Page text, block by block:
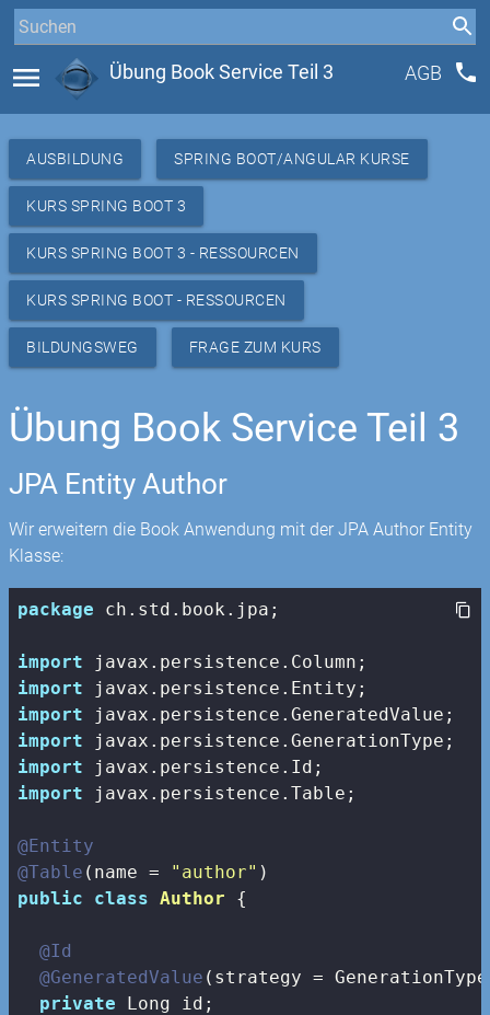
menu Übung Book Service Teil 3 AGB phone
AUSBILDUNG SPRING BOOT/ANGULAR KURSE
KURS SPRING BOOT 3
KURS SPRING BOOT 3 - RESSOURCEN
KURS SPRING BOOT - RESSOURCEN
BILDUNGSWEG FRAGE ZUM KURS
Übung Book Service Teil 3
JPA Entity Author
Wir erweitern die Book Anwendung mit der JPA Author Entity
Klasse:
package ch.std.book.jpa;
import
import
import
import
import
import javax.persistence.Table;
@Entity
@Table (name = "author"
public
class Author {
@Id
@GeneratedValue (strategy =
private Long id;